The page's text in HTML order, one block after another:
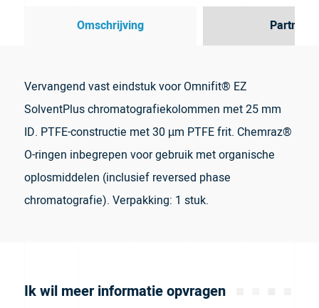
Omschrijving Partner
Vervangend vast eindstuk voor Omnifit® EZ
SolventPlus chromatografiekolommen met 25 mm
ID. PTFE-constructie met 30 µm PTFE frit. Chemraz®
O-ringen inbegrepen voor gebruik met organische
oplosmiddelen (inclusief reversed phase
chromatografie). Verpakking: 1 stuk.
Ik wil meer informatie opvragen